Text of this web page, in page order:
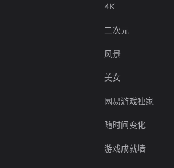
4K
二次元
风景
美女
网易游戏独家
随时间变化
游戏成就墙